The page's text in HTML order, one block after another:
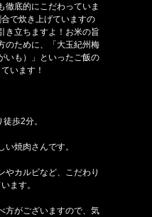
徹底的にこだわっていま
で炊き上げていますの
き立ちますよ！お米の旨
のために、「大玉紀州梅
いも）」といったご飯の
います！
歩2分。
い焼肉さんです。
やカルビなど、こだわり
ます。
方がございますので、気